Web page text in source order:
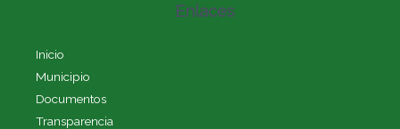
Enlaces
Inicio
Municipio
Documentos
Transparencia